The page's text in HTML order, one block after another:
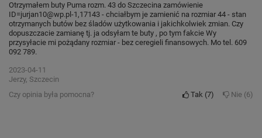
Otrzymałem buty Puma rozm. 43 do Szczecina zamówienie
ID=jurjan10@wp.pl-1,17143 - chciałbym je zamienić na rozmiar 44 - stan
otrzymanych butów bez śladów użytkowania i jakichkolwiek zmian. Czy
dopuszczacie zamianę tj. ja odsyłam te buty , po tym fakcie Wy
przysyłacie mi pożądany rozmiar - bez ceregieli finansowych. Mo tel. 609
092 789.
2023-04-11
Jerzy, Szczecin
Czy opinia była pomocna?
Tak 7 Nie 6